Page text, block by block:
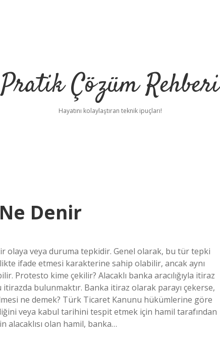
Pratik Çözüm Rehberi
Hayatını kolaylaştıran teknik ipuçları!
Denir
olaya veya duruma tepkidir. Genel olarak, bu tür tepki
ifade etmesi karakterine sahip olabilir, ancak aynı
Protesto kime çekilir? Alacaklı banka aracılığıyla itiraz
bulunmaktır. Banka itiraz olarak parayı çekerse,
ne demek? Türk Ticaret Kanunu hükümlerine göre
veya kabul tarihini tespit etmek için hamil tarafından
olan hamil, banka…